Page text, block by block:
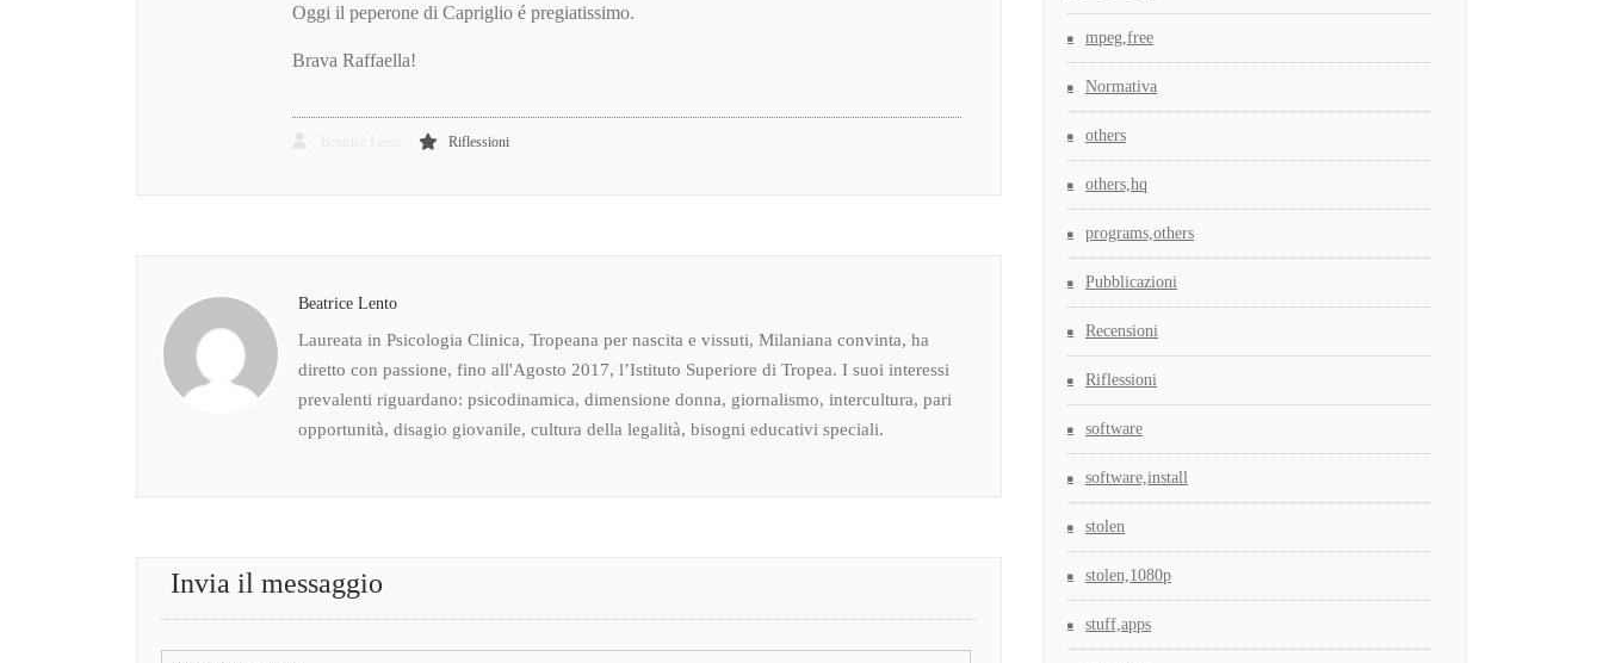
Oggi il peperone di Capriglio é pregiatissimo.
Brava Raffaella!
Riflessioni
Beatrice Lento
Laureata in Psicologia Clinica, Tropeana per nascita e vissuti, Milaniana convinta, ha
diretto con passione, fino all'Agosto 2017, l’Istituto Superiore di Tropea. I suoi interessi
prevalenti riguardano: psicodinamica, dimensione donna, giornalismo, intercultura, pari
opportunità, disagio giovanile, cultura della legalità, bisogni educativi speciali.
Invia il messaggio
mpeg,free
Normativa
others
others,hq
programs,others
Pubblicazioni
Recensioni
Riflessioni
software
software,install
stolen
stolen,1080p
stuff,apps